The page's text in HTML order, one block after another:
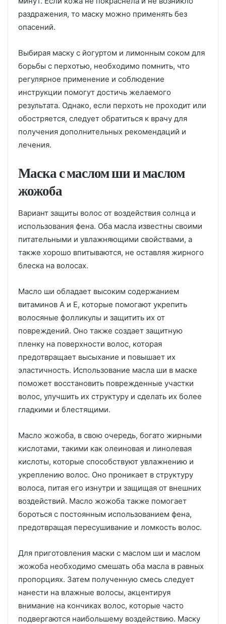
раздражения, то маску можно применять без
опасений.
Выбирая маску с йогуртом и лимонным соком для
борьбы с перхотью, необходимо помнить, что
регулярное применение и соблюдение
инструкции помогут достичь желаемого
результата. Однако, если перхоть не проходит или
обостряется, следует обратиться к врачу для
получения дополнительных рекомендаций и
лечения.
Маска с маслом ши и маслом
жожоба
Вариант защиты волос от воздействия солнца и
использования фена. Оба масла известны своими
питательными и увлажняющими свойствами, а
также хорошо впитываются, не оставляя жирного
блеска на волосах.
Масло ши обладает высоким содержанием
витаминов А и Е, которые помогают укрепить
волосяные фолликулы и защитить их от
повреждений. Оно также создает защитную
пленку на поверхности волос, которая
предотвращает высыхание и повышает их
эластичность. Использование масла ши в маске
поможет восстановить поврежденные участки
волос, улучшить их структуру и сделать их более
гладкими и блестящими.
Масло жожоба, в свою очередь, богато жирными
кислотами, такими как олеиновая и линолевая
кислоты, которые способствуют увлажнению и
укреплению волос. Оно проникает в структуру
волоса, питая его изнутри и защищая от внешних
воздействий. Масло жожоба также помогает
бороться с постоянным использованием фена,
предотвращая пересушивание и ломкость волос.
Для приготовления маски с маслом ши и маслом
жожоба необходимо смешать оба масла в равных
пропорциях. Затем полученную смесь следует
нанести на влажные волосы, акцентируя
внимание на кончиках волос, которые часто
подвергаются наибольшему воздействию. Маску